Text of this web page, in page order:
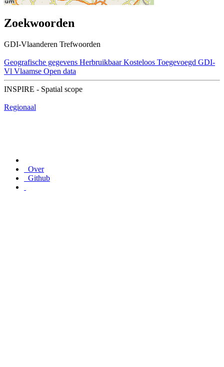
Zoekwoorden
GDI-Vlaanderen Trefwoorden
Geografische gegevens Herbruikbaar Kosteloos Toegevoegd GDI-
Vl Vlaamse Open data
INSPIRE - Spatial scope
Regionaal
Over
Github